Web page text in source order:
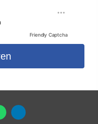
Friendly Captcha